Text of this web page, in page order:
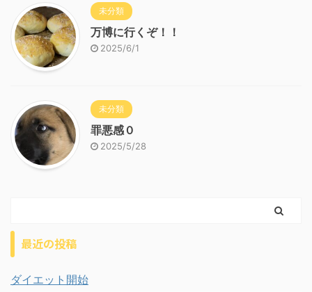
未分類
万博に行くぞ！！
2025/6/1
未分類
罪悪感０
2025/5/28
最近の投稿
ダイエット開始